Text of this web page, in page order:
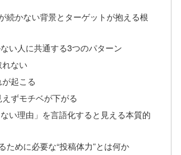
続かない背景とターゲットが抱える根
い人に共通する3つのパターン
ない
起こる
ずモチベが下がる
ない理由」を言語化すると見える本質的
ために必要な“投稿体力”とは何か